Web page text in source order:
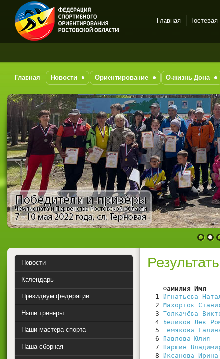
Спортивное
на-Дону
Главная Гостевая
Главная Новости Ориентирование О-жизнь Дона
1 2
  1
Игнатьева
  2
Махортов
  3
Толкачёва
  4
Беликов Лев
  5
Темякова
  6
Павлова Юлия
  7
Паршин
  8
Иксанова Ирина
Новости
Календарь
Президиум федерации
Наши тренеры
Наши мастера спорта
Наша сборная